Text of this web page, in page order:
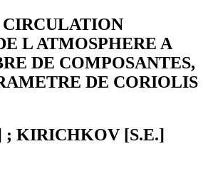
L ATMOSPHERE A
DE COMPOSANTES,
DE CORIOLIS
; KIRICHKOV [S.E.]